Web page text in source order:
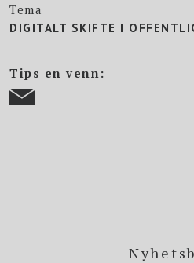
Tema
DIGITALT SKIFTE I
Tips en venn: